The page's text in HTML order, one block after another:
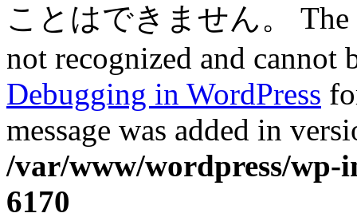
ことはできません。 The
not recognized and cannot
Debugging in WordPress
message was added in
/var/www/wordpress/wp-
6170